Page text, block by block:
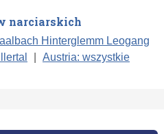
narciarskich
Hinterglemm Leogang
Austria: wszystkie